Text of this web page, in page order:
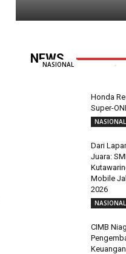
NEWS
Taruna Ikrar
NASIONAL -
Honda
Super-
NASIONAL
Dari
Juara:
Mobile
2026
NASIONAL
CIMB